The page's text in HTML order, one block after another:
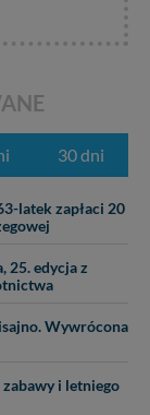
30 dni
latek zapłaci 20
25. edycja z
Wywrócona
i letniego